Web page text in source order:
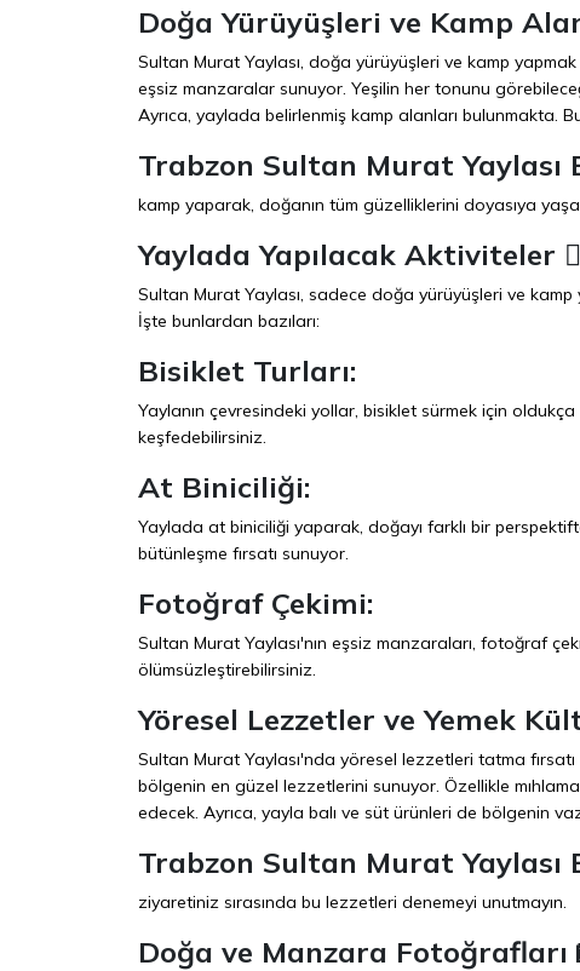
Doğa Yürüyüşleri ve Kamp
Sultan Murat Yaylası, doğa yürüyüşleri ve kamp
eşsiz manzaralar sunuyor. Yeşilin her tonunu
Ayrıca, yaylada belirlenmiş kamp alanları bulunmakta.
Trabzon Sultan Murat
kamp yaparak, doğanın tüm güzelliklerini doyasıya
Yaylada Yapılacak Aktiviteler
Sultan Murat Yaylası, sadece doğa yürüyüşleri ve
İşte bunlardan bazıları:
Bisiklet Turları:
Yaylanın çevresindeki yollar, bisiklet sürmek için
keşfedebilirsiniz.
At Biniciliği:
Yaylada at biniciliği yaparak, doğayı farklı bir
bütünleşme fırsatı sunuyor.
Fotoğraf Çekimi:
Sultan Murat Yaylası'nın eşsiz manzaraları, fotoğraf
ölümsüzleştirebilirsiniz.
Yöresel Lezzetler ve Yemek
Sultan Murat Yaylası'nda yöresel lezzetleri tatma
bölgenin en güzel lezzetlerini sunuyor. Özellikle
edecek. Ayrıca, yayla balı ve süt ürünleri de bölgenin
Trabzon Sultan Murat
ziyaretiniz sırasında bu lezzetleri denemeyi unutmayın.
Doğa ve Manzara Fotoğrafları